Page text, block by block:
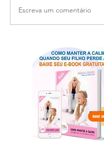
Escreva um comentário